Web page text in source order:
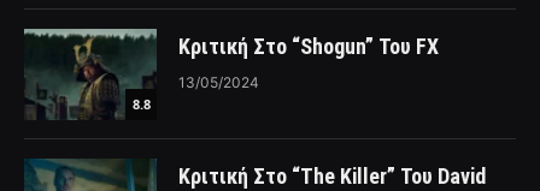
8.8
Κριτική Στο “Shogun” Του FX
13/05/2024
Κριτική Στο “The Killer” Του David